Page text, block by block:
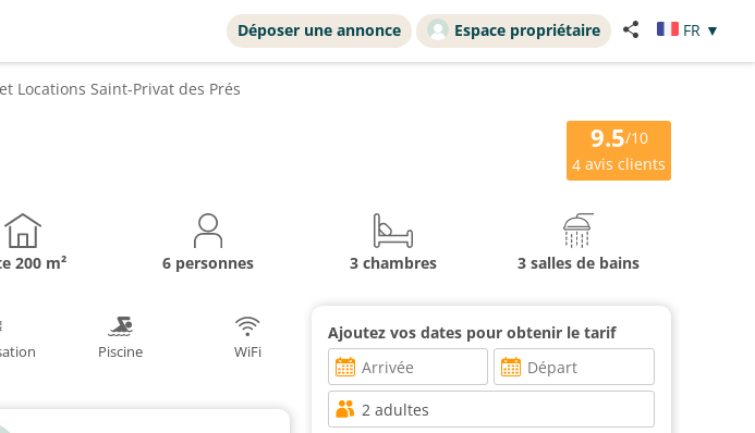
Déposer une annonce Espace propriétaire FR ▼
Locations Saint-Privat des Prés
9.5/10
4 avis clients
200 m² 6 personnes 3 chambres 3 salles de bains
Piscine WiFi
Ajoutez vos dates pour obtenir le tarif